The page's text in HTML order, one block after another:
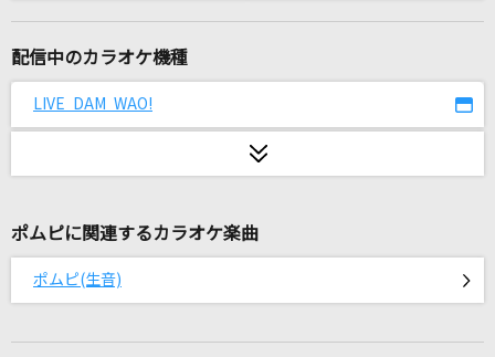
悪魔のディール / シュークリームロケッツ
[生音]なごり雪
しんでしまうとはなさけない!
じーざす(ワンダフル☆オポチュニティ!) feat.鏡音リン・レン
[生音]TSUNAMI
配信中のカラオケ機種
LIVE DAM WAO!
ポムピに関連するカラオケ楽曲
ポムピ(生音)